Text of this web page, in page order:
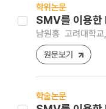
학위논문
SMV를 이용한
남원홍 고려대학
원문보기
학술논문